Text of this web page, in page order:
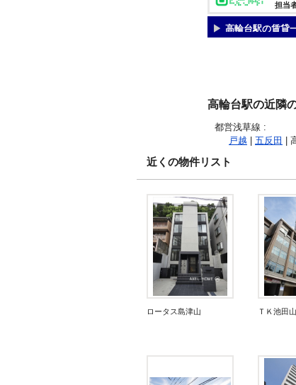
担当
高輪台駅の賃貸
高輪台駅の近隣
都営浅草線 :
戸越
五反田 |
近くの物件リスト
ロータス島津山 ＴＫ池田